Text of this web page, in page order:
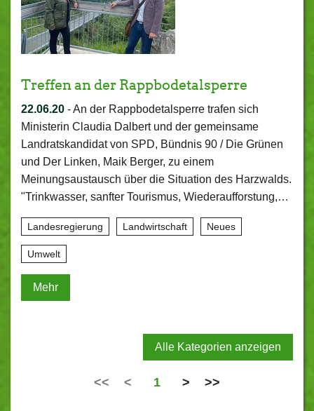
Treffen an der Rappbodetalsperre
22.06.20 -An der Rappbodetalsperre trafen sich
Ministerin Claudia Dalbert und der gemeinsame
Landratskandidat von SPD, Bündnis 90 / Die Grünen
und Der Linken, Maik Berger, zu einem
Meinungsaustausch über die Situation des Harzwalds.
"Trinkwasser, sanfter Tourismus, Wiederaufforstung,…
Landesregierung Landwirtschaft Neues
Umwelt
Mehr
Alle Kategorien anzeigen
<< < 1 > >>